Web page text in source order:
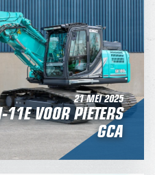
21 MEI 2025
VOOR PIETERS
GCA